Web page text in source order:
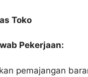
Toko
Pekerjaan:
pemajangan